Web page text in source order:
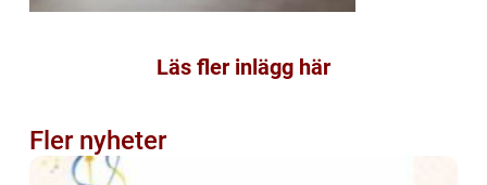
Läs fler inlägg här
Fler nyheter